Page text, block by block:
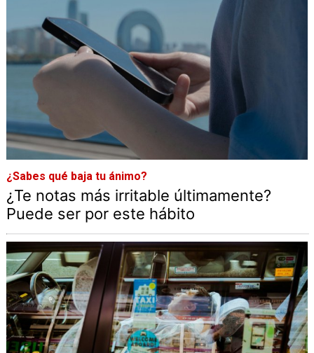
¿Sabes qué baja tu ánimo?
¿Te notas más irritable últimamente?
Puede ser por este hábito